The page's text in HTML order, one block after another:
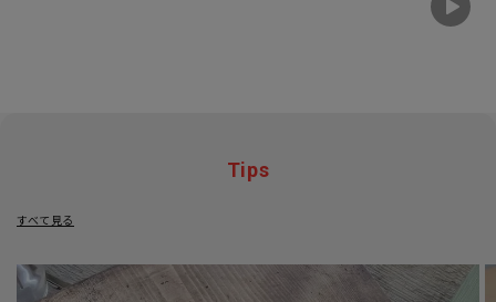
Tips
すべて見る